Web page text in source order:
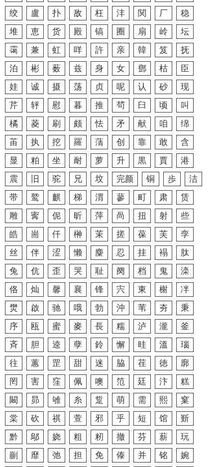
绞
盧 扑 敌 枉 沣 関 厂
稳
堆
恵 货 殿 镐 圈 扇 岭
坛
霭
兼 虹 咩 許 亲 韓 笈
抚
泊
彬 薮 兹 身 女 鄧 枯
臣
娃
诚 摄 荡 贞 呢 认 砂
现
芹
轷 慰 暮 推 茍 臼 顷
叫
橘
菱 刷 颇 怯 矛 献 咱
绵
苖
执 挖 羅 蔳 创 靠 敢
含
显
粕 坐 耐 萝 升 黒 賈
港
震
旧 驼 兄 坟 完颜 铜 歩
洁
带
鹫 麒 梯 渭 蓼 町 肃
赁
雕
寗 伲 昕 萍 咼 扭 射
些
皓
耑 仟 榊 茉 搓 葆 芙
孪
丝
伴 涩 懒 麋 忍 挂 褟
肽
兔
伉 歪 哭 耻 阕 档 鬼
滦
佫
灿 馨 襄 锋 宍 東 榭
冸
燓
啟 驰 哦 勃 沖 苇 夯
秉
序
瓯 蜜 麥 長 糯 泸 瀧
釜
斉
胆 逵 孽 鈴 懈 晆 溫
瑙
往
蕙 罡 甜 迷 脇 荏 徳
廓
罔
害 窪 佩 噢 笵 廷 汴
糕
闞
昴 雊 糸 踅 萌 需 熙
窠
棠
砍 祺 萱 邪 乎 短 馆
斳
黔
鄔 娆 粗 籾 撤 芬 薪
玩
剻
靡 弛 担 免 傣 并 铭
婉